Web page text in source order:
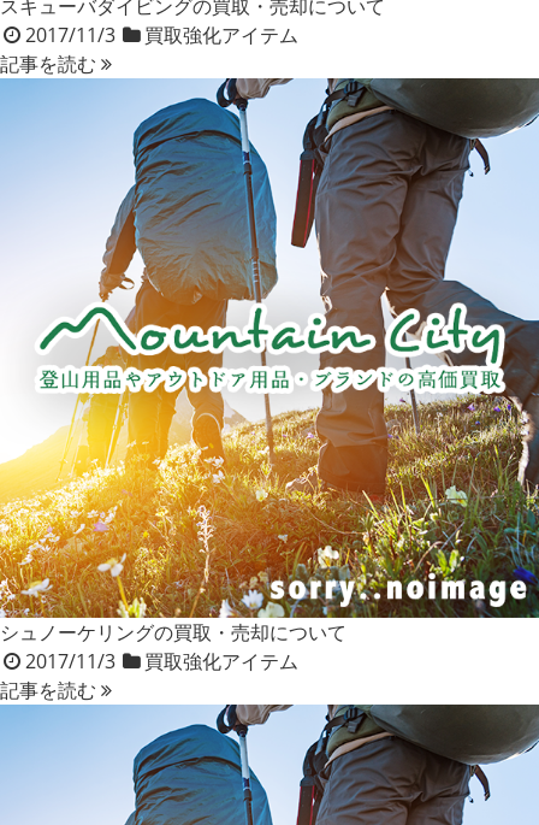
スキューバダイビングの買取・売却について
2017/11/3
買取強化アイテム
記事を読む
シュノーケリングの買取・売却について
2017/11/3
買取強化アイテム
記事を読む